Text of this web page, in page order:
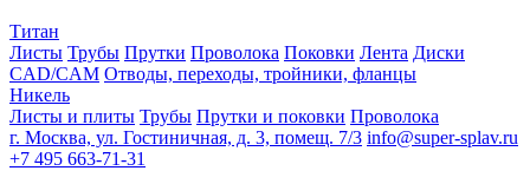
Титан
Листы Трубы Прутки Проволока Поковки Лента Диски
CAD/CAM Отводы, переходы, тройники, фланцы
Никель
Листы и плиты Трубы Прутки и поковки Проволока
г. Москва, ул. Гостиничная, д. 3, помещ. 7/3 info@super-splav.ru
+7 495 663-71-31